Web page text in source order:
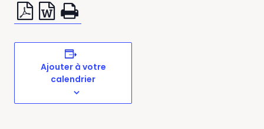
Ajouter à votre
calendrier